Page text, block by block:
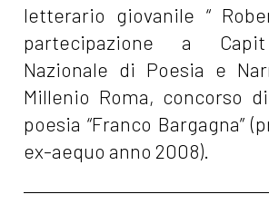
letterario giovanile “
partecipazione a
Nazionale di Poesia e
Millenio Roma, concorso
poesia “Franco Bargagna”
ex-aequo anno 2008).